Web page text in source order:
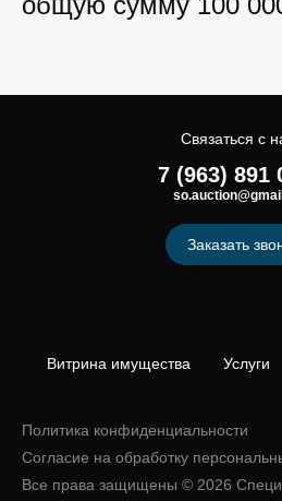
Витрина имущества Услуги
Политика конфиденциальности
Согласие на обработку
Все права защищены © 2026
Связаться с
7 (963) 891
Заказать